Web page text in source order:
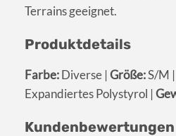
Terrains geeignet.
Produktdetails
Farbe:Diverse | Größe:S/M |
Expandiertes Polystyrol |
Kundenbewertungen